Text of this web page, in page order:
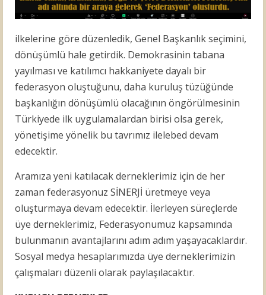
ilkelerine göre düzenledik, Genel Başkanlık seçimini,
dönüşümlü hale getirdik. Demokrasinin tabana
yayılması ve katılımcı hakkaniyete dayalı bir
federasyon oluştuğunu, daha kuruluş tüzüğünde
başkanlığın dönüşümlü olacağının öngörülmesinin
Türkiyede ilk uygulamalardan birisi olsa gerek,
yönetişime yönelik bu tavrımız ilelebed devam
edecektir.
Aramıza yeni katılacak derneklerimiz için de her
zaman federasyonuz SİNERJİ üretmeye veya
oluşturmaya devam edecektir. İlerleyen süreçlerde
üye derneklerimiz, Federasyonumuz kapsamında
bulunmanın avantajlarını adım adım yaşayacaklardır.
Sosyal medya hesaplarımızda üye derneklerimizin
çalışmaları düzenli olarak paylaşılacaktır.